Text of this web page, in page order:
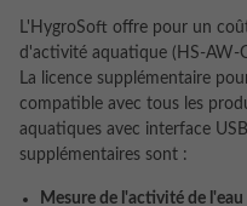
L'HygroSoft offre pour un
d'activité aquatique (HS-AW-
La licence supplémentaire
compatible avec tous les
aquatiques avec interface
supplémentaires sont :
Mesure de l'activité de l'eau